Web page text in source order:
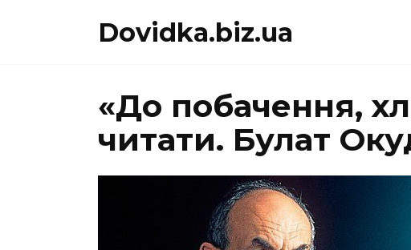
Dovidka.biz.ua
«До побачення,
читати. Булат